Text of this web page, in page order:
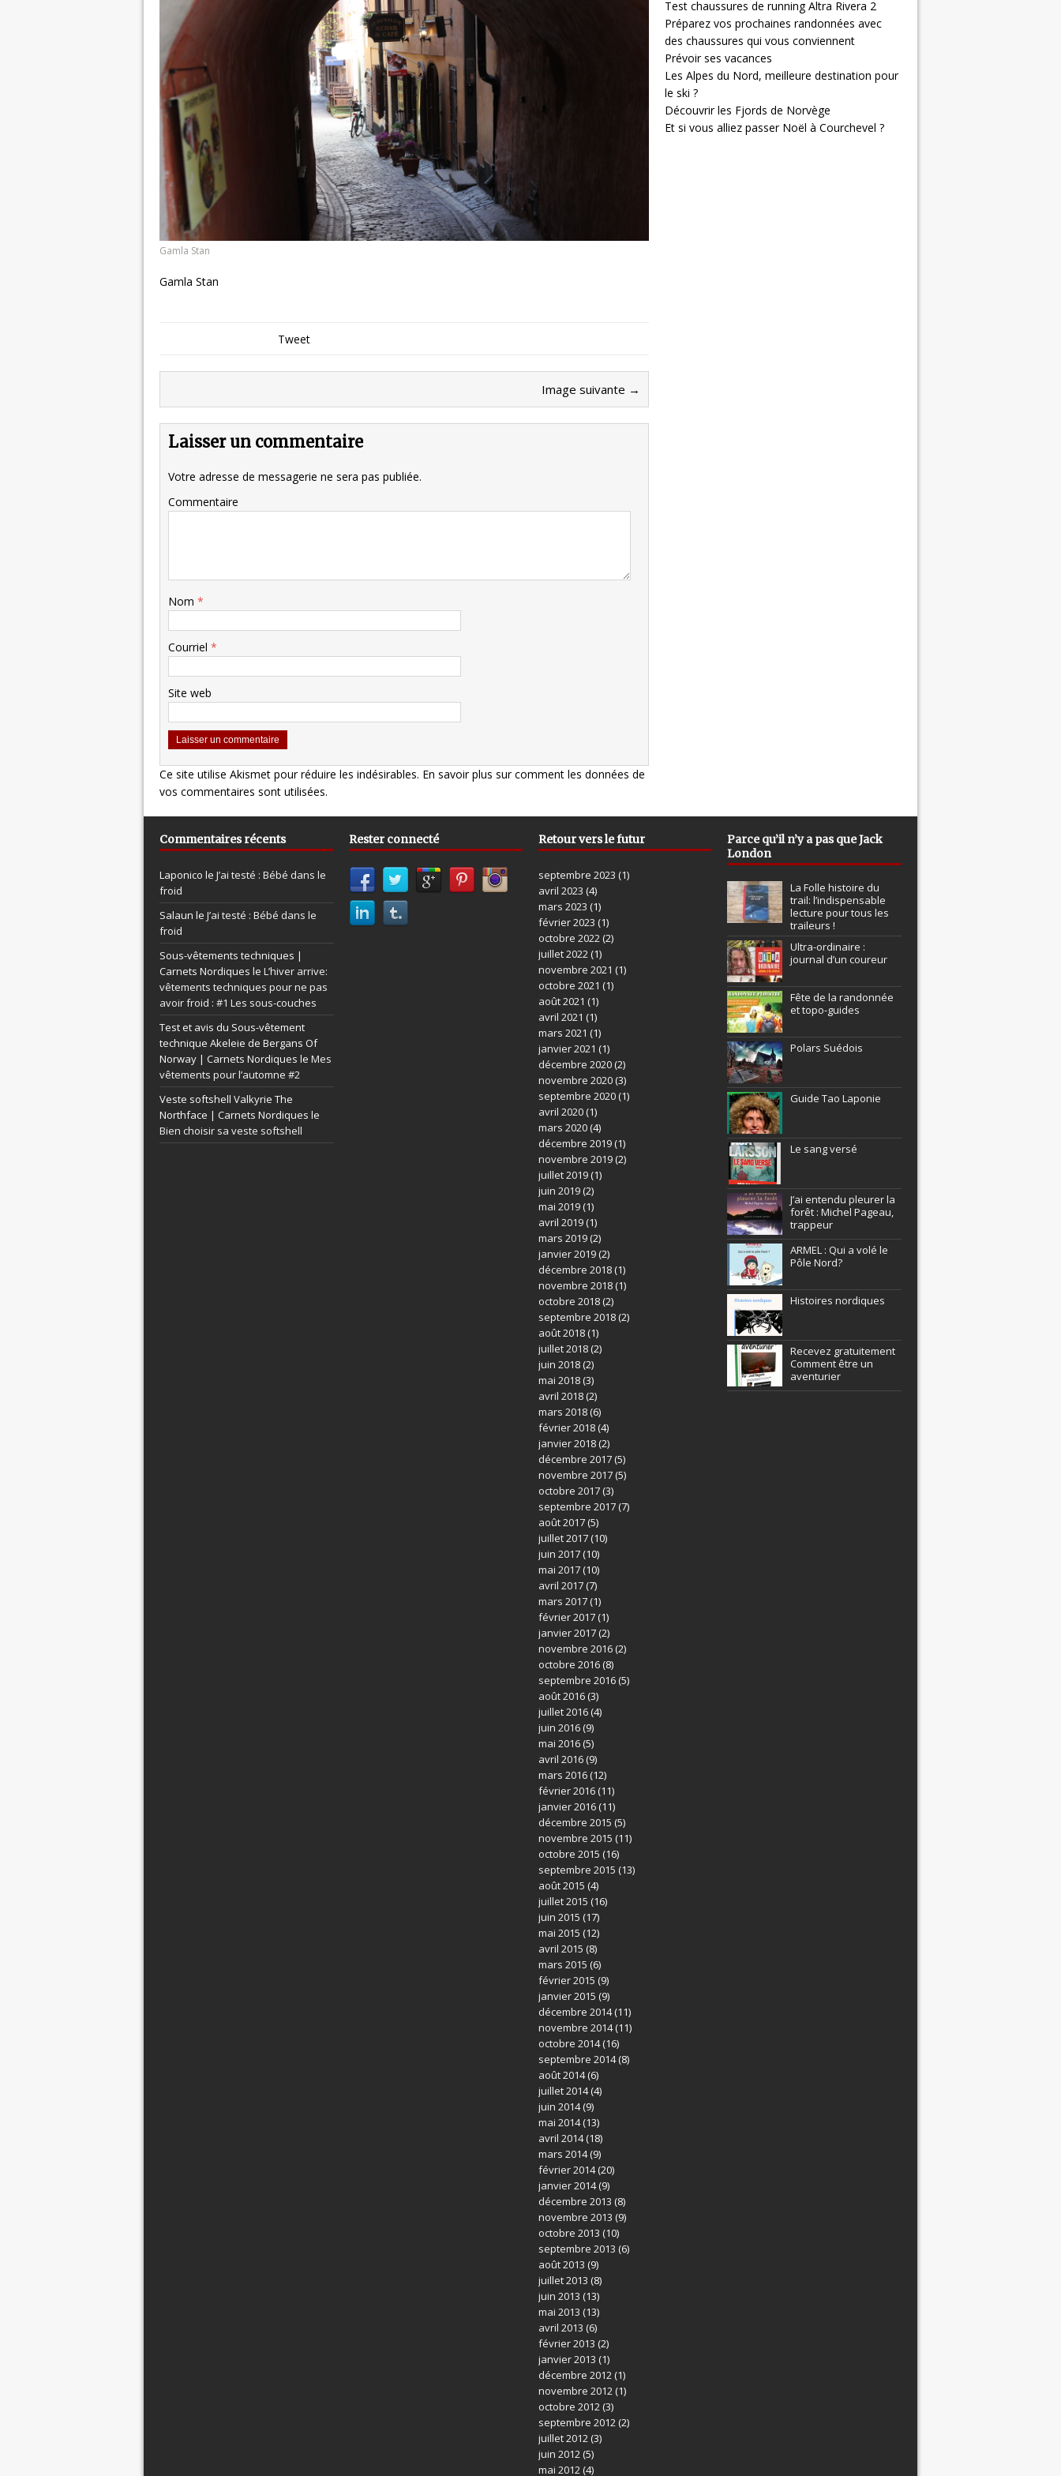
Gamla Stan
Gamla Stan
Tweet
Image suivante →
Laisser un commentaire
Votre adresse de messagerie ne sera pas publiée.
Commentaire
Nom *
Courriel *
Site web
Ce site utilise Akismet pour réduire les indésirables. En savoir plus sur comment les données de
vos commentaires sont utilisées.
Test chaussures de running Altra Rivera 2
Préparez vos prochaines randonnées avec
des chaussures qui vous conviennent
Prévoir ses vacances
Les Alpes du Nord, meilleure destination pour
le ski ?
Découvrir les Fjords de Norvège
Et si vous alliez passer Noël à Courchevel ?
Commentaires récents
Laponico le J’ai testé : Bébé dans le
froid
Salaun le J’ai testé : Bébé dans le
froid
Sous-vêtements techniques |
Carnets Nordiques le L’hiver arrive:
vêtements techniques pour ne pas
avoir froid : #1 Les sous-couches
Test et avis du Sous-vêtement
technique Akeleie de Bergans Of
Norway | Carnets Nordiques le Mes
vêtements pour l’automne #2
Veste softshell Valkyrie The
Northface | Carnets Nordiques le
Bien choisir sa veste softshell
Rester connecté Retour vers le futur
septembre 2023 (1)
avril 2023 (4)
mars 2023 (1)
février 2023 (1)
octobre 2022 (2)
juillet 2022 (1)
novembre 2021 (1)
octobre 2021 (1)
août 2021 (1)
avril 2021 (1)
mars 2021 (1)
janvier 2021 (1)
décembre 2020(2)
novembre 2020(3)
septembre 2020(1)
avril 2020(1)
mars 2020(4)
décembre 2019(1)
novembre 2019(2)
juillet 2019(1)
juin 2019(2)
mai 2019(1)
avril 2019(1)
mars 2019(2)
janvier 2019(2)
décembre 2018(1)
novembre 2018(1)
octobre 2018(2)
septembre 2018(2)
août 2018(1)
juillet 2018(2)
juin 2018(2)
mai 2018(3)
avril 2018(2)
mars 2018(6)
février 2018(4)
janvier 2018(2)
décembre 2017(5)
novembre 2017(5)
octobre 2017(3)
septembre 2017(7)
août 2017(5)
juillet 2017(10)
juin 2017(10)
mai 2017(10)
avril 2017(7)
mars 2017(1)
février 2017(1)
janvier 2017(2)
novembre 2016(2)
octobre 2016(8)
septembre 2016(5)
août 2016(3)
juillet 2016(4)
juin 2016(9)
mai 2016(5)
avril 2016(9)
mars 2016(12)
février 2016(11)
janvier 2016(11)
décembre 2015 (5)
novembre 2015 (11)
octobre 2015 (16)
septembre 2015 (13)
août 2015 (4)
juillet 2015 (16)
juin 2015 (17)
mai 2015 (12)
avril 2015 (8)
mars 2015 (6)
février 2015 (9)
janvier 2015 (9)
décembre 2014(11)
novembre 2014(11)
octobre 2014(16)
septembre 2014(8)
août 2014(6)
juillet 2014(4)
juin 2014(9)
mai 2014(13)
avril 2014(18)
mars 2014(9)
février 2014(20)
janvier 2014(9)
décembre 2013 (8)
novembre 2013 (9)
octobre 2013 (10)
septembre 2013 (6)
août 2013 (9)
juillet 2013 (8)
juin 2013 (13)
mai 2013 (13)
avril 2013 (6)
février 2013 (2)
janvier 2013 (1)
décembre 2012 (1)
novembre 2012 (1)
octobre 2012 (3)
septembre 2012 (2)
juillet 2012 (3)
juin 2012 (5)
mai 2012 (4)
Parce qu’il n’y a pas que Jack
London
La Folle histoire du
trail: l’indispensable
lecture pour tous les
traileurs !
Ultra-ordinaire :
journal d’un coureur
Fête de la randonnée
et topo-guides
Polars Suédois
Guide Tao Laponie
Le sang versé
J’ai entendu pleurer la
forêt : Michel Pageau,
trappeur
ARMEL : Qui a volé le
Pôle Nord?
Histoires nordiques
Recevez gratuitement
Comment être un
aventurier